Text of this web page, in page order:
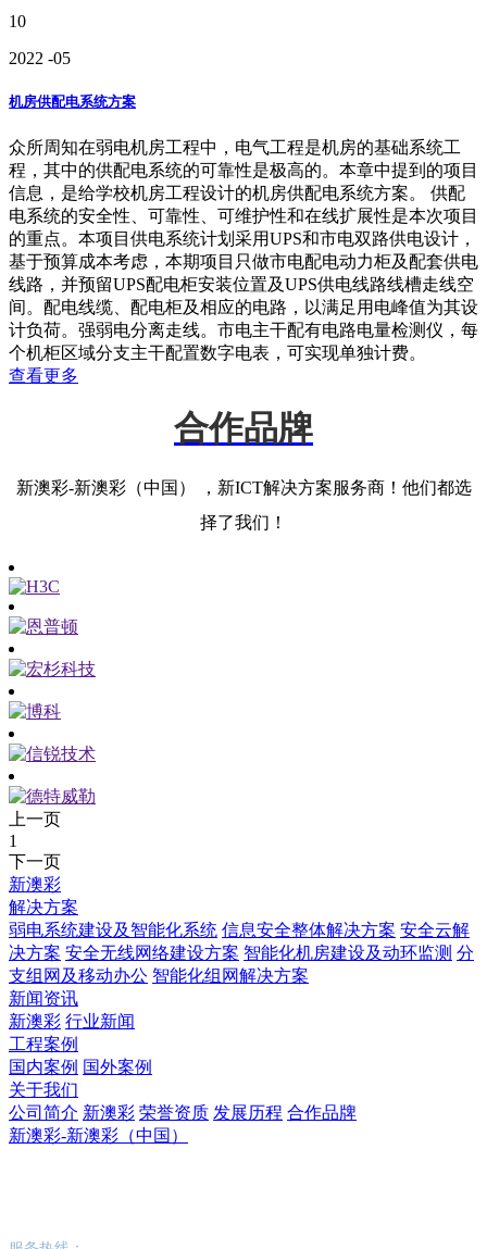
10
2022 -05
机房供配电系统方案
众所周知在弱电机房工程中，电气工程是机房的基础系统工
程，其中的供配电系统的可靠性是极高的。本章中提到的项目
信息，是给学校机房工程设计的机房供配电系统方案。 供配
电系统的安全性、可靠性、可维护性和在线扩展性是本次项目
的重点。本项目供电系统计划采用UPS和市电双路供电设计，
基于预算成本考虑，本期项目只做市电配电动力柜及配套供电
线路，并预留UPS配电柜安装位置及UPS供电线路线槽走线空
间。配电线缆、配电柜及相应的电路，以满足用电峰值为其设
计负荷。强弱电分离走线。市电主干配有电路电量检测仪，每
个机柜区域分支主干配置数字电表，可实现单独计费。
查看更多
合作品牌
新澳彩-新澳彩（中国） ，新ICT解决方案服务商！他们都选
择了我们！
上一页
1
下一页
新澳彩
解决方案
弱电系统建设及智能化系统 信息安全整体解决方案 安全云解
决方案 安全无线网络建设方案 智能化机房建设及动环监测 分
支组网及移动办公 智能化组网解决方案
新闻资讯
新澳彩 行业新闻
工程案例
国内案例 国外案例
关于我们
公司简介 新澳彩 荣誉资质 发展历程 合作品牌
新澳彩-新澳彩（中国）